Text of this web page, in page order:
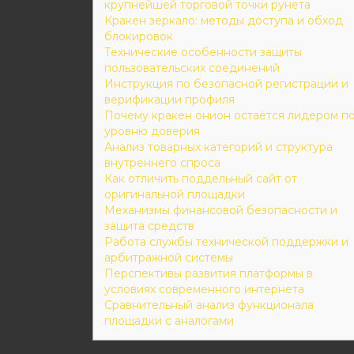
крупнейшей торговой точки рунета
Кракен зеркало: методы доступа и обход
блокировок
Технические особенности защиты
пользовательских соединений
Инструкция по безопасной регистрации и
верификации профиля
Почему кракен онион остаётся лидером
уровню доверия
Анализ товарных категорий и структура
внутреннего спроса
Как отличить поддельный сайт от
оригинальной площадки
Механизмы финансовой безопасности и
защита средств
Работа службы технической поддержки и
арбитражной системы
Перспективы развития платформы в
условиях современного интернета
Сравнительный анализ функционала
площадки с аналогами